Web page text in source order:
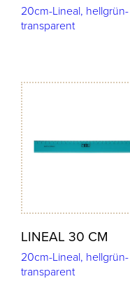
20cm-Lineal, hellgrün-
transparent
LINEAL 30 CM
20cm-Lineal, hellgrün-
transparent
merken